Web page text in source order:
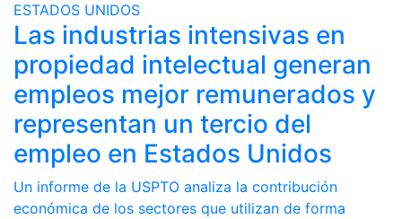
ESTADOS UNIDOS
Las industrias intensivas en
propiedad intelectual generan
empleos mejor remunerados y
representan un tercio del
empleo en Estados Unidos
Un informe de la USPTO analiza la contribución
económica de los sectores que utilizan de forma